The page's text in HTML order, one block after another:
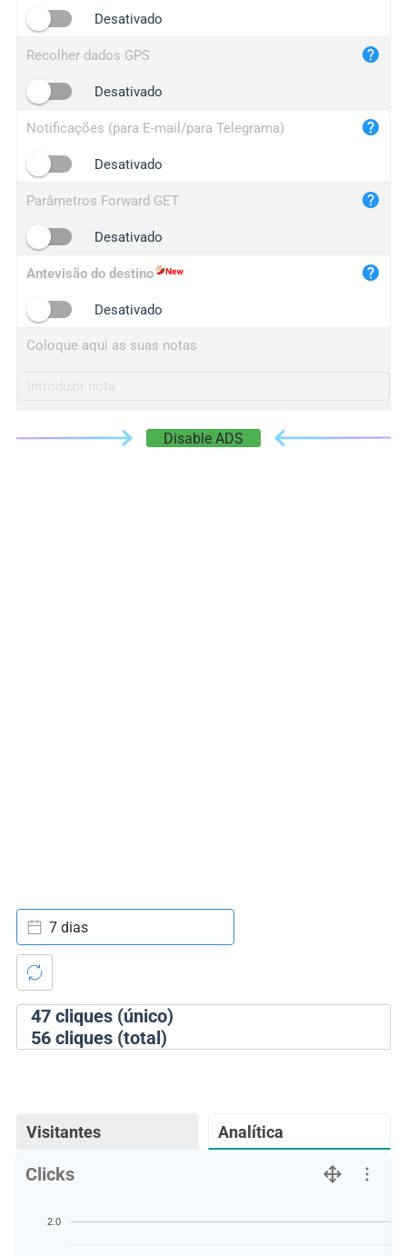
iplogger.infoDesativado
Recolher dados GPS
Desativado
Notificações (para E-mail/para Telegrama)
Desativado
Parâmetros Forward GET
Desativado
Antevisão do destino
Desativado
Coloque aqui as suas notas
Disable ADS
47cliques (único)
56cliques (total)
7 dias
Visitantes Analítica
Clicks
2.0